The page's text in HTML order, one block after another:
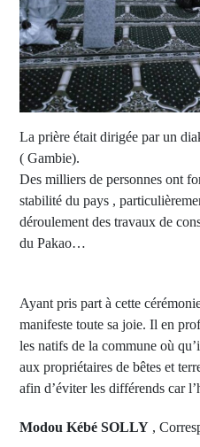
La prière était dirigée par un
( Gambie).
Des milliers de personnes ont
stabilité du pays ,
déroulement des travaux de
du Pakao…
Ayant pris part à cette
manifeste toute sa joie. Il en
les natifs de la commune où
aux propriétaires de bêtes et
afin d’éviter les différends car
Modou Kébé SOLLY ,